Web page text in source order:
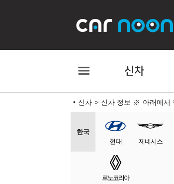
신차
신차 신차 정보 아래에서
한국
현대
제네시스
르노코리아